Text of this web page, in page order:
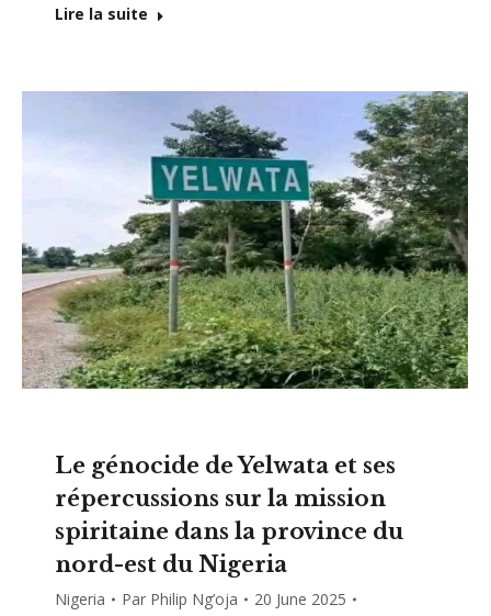
Lire la suite
Le génocide de Yelwata et ses
répercussions sur la mission
spiritaine dans la province du
nord-est du Nigeria
Nigeria Par Philip Ng’oja
20 June 2025